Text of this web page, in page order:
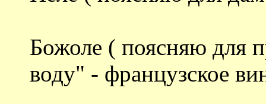
Божоле ( поясняю для
воду" - французское